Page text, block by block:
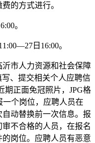
的方式进行。
。
日16:00。
市人力资源和社会保障
写、提交相关个人应聘信
期正面免冠照片，JPG格
个岗位，应聘人员在
动替换前一次信息。报
不合格的人员，在报名
岗位。应聘人员有恶意